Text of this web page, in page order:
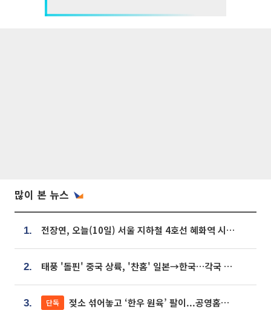
많이 본 뉴스
1. 전장연, 오늘(10일) 서울 지하철 4호선 혜화역 시위…1호선 용산역 무정차
2. 태풍 '돌핀' 중국 상륙, '찬홈' 일본→한국…각국 기상청 예상 경로는?
3. 단독 젖소 섞어놓고 ‘한우 원육’ 팔이...공영홈쇼핑 표기·검증 구멍